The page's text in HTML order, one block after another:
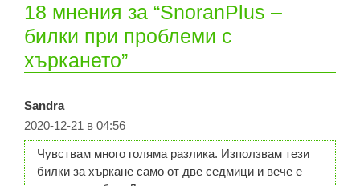
18 мнения за “SnoranPlus –
билки при проблеми с
хъркането”
Sandra
2020-12-21 в 04:56
Чувствам много голяма разлика. Използвам тези
билки за хъркане само от две седмици и вече е